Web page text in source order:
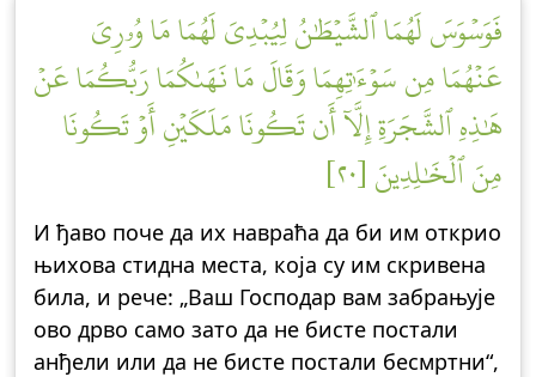
فَوَسۡوَسَ لَهُمَا ٱلشَّيۡطَٰنُ لِيُبۡدِيَ لَهُمَا مَا وُۥرِيَ
عَنۡهُمَا مِن سَوۡءَٰتِهِمَا وَقَالَ مَا نَهَىٰكُمَا رَبُّكُمَا عَنۡ
هَٰذِهِ ٱلشَّجَرَةِ إِلَّآ أَن تَكُونَا مَلَكَيۡنِ أَوۡ تَكُونَا
مِنَ ٱلۡخَٰلِدِينَ [٢٠]
И ђаво поче да их навраћа да би им открио
њихова стидна места, која су им скривена
била, и рече: „Ваш Господар вам забрањује
ово дрво само зато да не бисте постали
анђели или да не бисте постали бесмртни“,